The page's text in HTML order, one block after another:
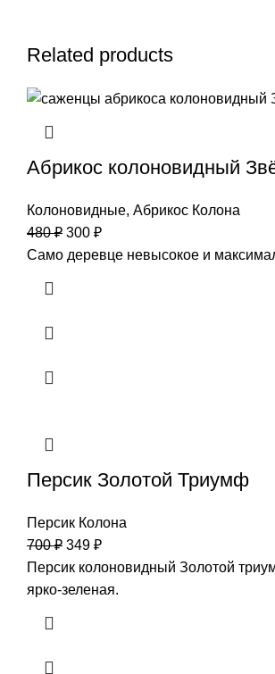
Related products
Абрикос колоновидный
Колоновидные, Абрикос Колона
480₽ 300 ₽
Само деревце невысокое и
Персик Золотой Триумф
Персик Колона
700₽ 349 ₽
Персик колоновидный Золотой
ярко-зеленая.